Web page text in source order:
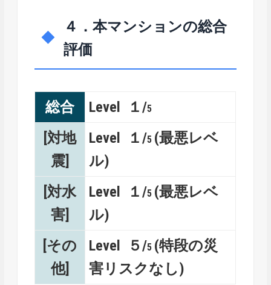
４．本マンションの総合
評価
総合 Level １/5
[対地
震]
Level １/5 (最悪レベ
ル)
[対水
害]
Level １/5 (最悪レベ
ル)
[その
他]
Level ５/5 (特段の災
害リスクなし)